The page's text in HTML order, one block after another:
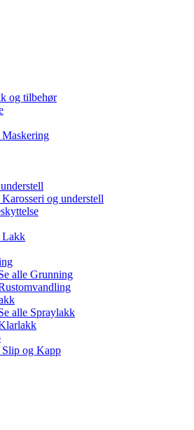
og tilbehør
Maskering
Karosseri og understell
Lakk
alle Grunning
alle Spraylakk
Slip og Kapp